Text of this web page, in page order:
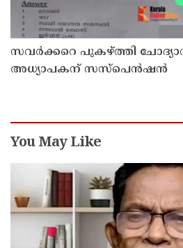
സവര്‍ക്കറെ പുകഴ്ത്തി
അധ്യാപകന് സസ്‌പെന്‍ഷന്‍
You May Like